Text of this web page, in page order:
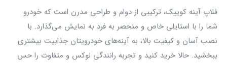
فلاپ آینه کوییک، ترکیبی از دوام و طراحی مدرن است که خودرو
شما را با استایلی خاص و منحصر به فرد به نمایش می‌گذارد. با
نصب آسان و کیفیت بالا، به آینه‌های خودرویتان جذابیت بیشتری
ببخشید. حالا خرید کنید و تجربه رانندگی لوکس و متفاوت را حس